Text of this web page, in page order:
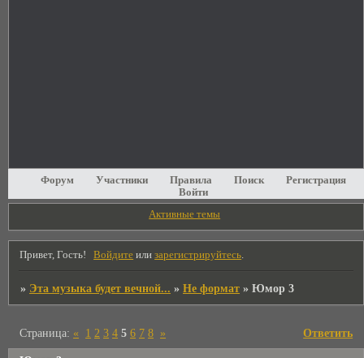
Форум Участники Правила Поиск
Регистрация
Войти
Активные темы
Привет, Гость! Войдите илизарегистрируйтесь.
» Эта музыка будет вечной... »Не формат »Юмор 3
Страница: « 1 2 3 4 5 6 7 8 » Ответить